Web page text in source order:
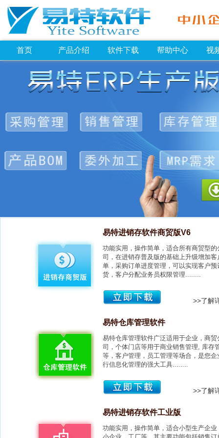
首页 产品介绍 软件下载 帮助中心 视
易特进销存软件商贸版V6
功能实用，操作简单，适合所有商贸型的
司，在进销存普及版的基础上升级增加客
单，采购订单进度管理，可以实现客户预
货，客户分配业务员权限管理........
>>了解
易特仓库管理软件
易特仓库管理软件广泛适用于企业，商贸
司，个体门店等用于商业销售管理, 库存
等，客户管理，员工管理等场合，是您企
行信息化管理的强大工具........
>>了解
易特进销存软件工业版
功能实用，操作简单，适合小型生产企业